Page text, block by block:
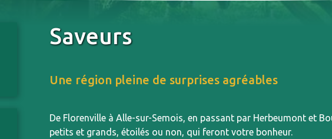
Saveurs
Une région pleine de surprises agréables
De Florenville à Alle-sur-Semois, en passant par Herbeumont et
petits et grands, étoilés ou non, qui feront votre bonheur.